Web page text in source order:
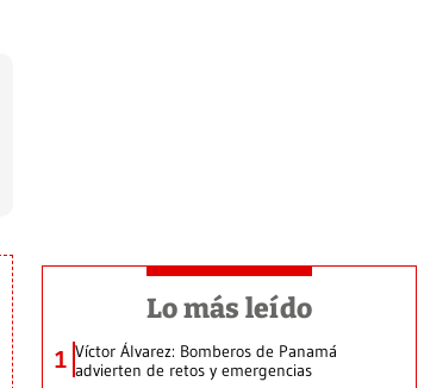
Lo más leído
1 Víctor Álvarez: Bomberos de Panamá
advierten de retos y emergencias